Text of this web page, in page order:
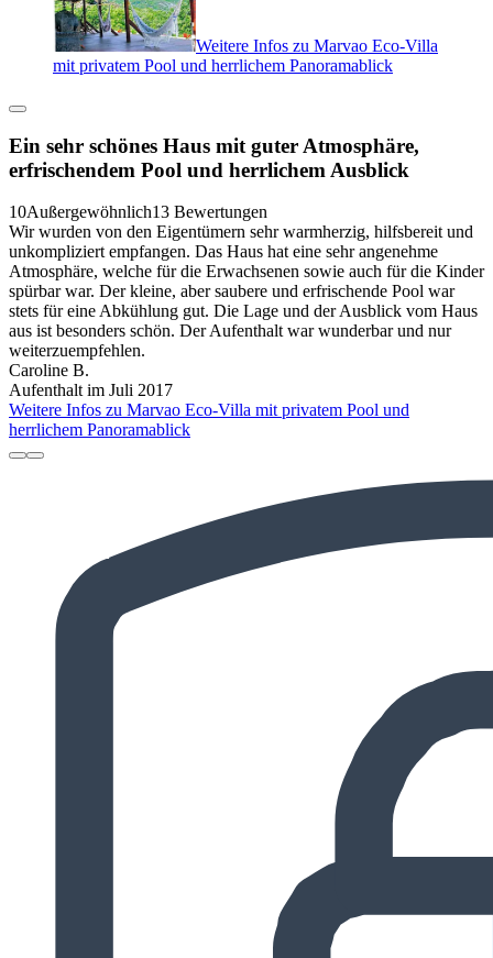
Weitere Infos zu Marvao Eco-Villa
mit privatem Pool und herrlichem Panoramablick
Ein sehr schönes Haus mit guter Atmosphäre,
erfrischendem Pool und herrlichem Ausblick
10Außergewöhnlich13 Bewertungen
Wir wurden von den Eigentümern sehr warmherzig, hilfsbereit und
unkompliziert empfangen. Das Haus hat eine sehr angenehme
Atmosphäre, welche für die Erwachsenen sowie auch für die Kinder
spürbar war. Der kleine, aber saubere und erfrischende Pool war
stets für eine Abkühlung gut. Die Lage und der Ausblick vom Haus
aus ist besonders schön. Der Aufenthalt war wunderbar und nur
weiterzuempfehlen.
Caroline B.
Aufenthalt im Juli 2017
Weitere Infos zu Marvao Eco-Villa mit privatem Pool und
herrlichem Panoramablick